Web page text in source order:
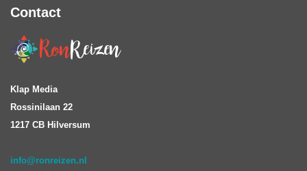
Contact
Klap Media
Rossinilaan 22
1217 CB Hilversum
info@ronreizen.nl